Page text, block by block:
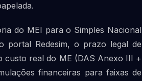
do MEI para o Simples Nacional
portal Redesim, o prazo legal de
custo real do ME (DAS Anexo III +
financeiras para faixas de